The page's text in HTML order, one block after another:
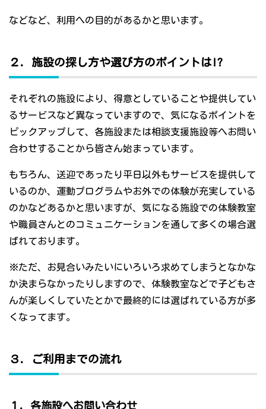
などなど、利用への目的があるかと思います。
２．施設の探し方や選び方のポイントは!?
それぞれの施設により、得意としていることや提供してい
るサービスなど異なっていますので、気になるポイントを
ピックアップして、各施設または相談支援施設等へお問い
合わせすることから皆さん始まっています。
もちろん、送迎であったり平日以外もサービスを提供して
いるのか、運動プログラムやお外での体験が充実している
のかなどあるかと思いますが、気になる施設での体験教室
や職員さんとのコミュニケーションを通して多くの場合選
ばれております。
※ただ、お見合いみたいにいろいろ求めてしまうとなかな
か決まらなかったりしますので、体験教室などで子どもさ
んが楽しくしていたとかで最終的には選ばれている方が多
くなってます。
３．ご利用までの流れ
１．各施設へお問い合わせ